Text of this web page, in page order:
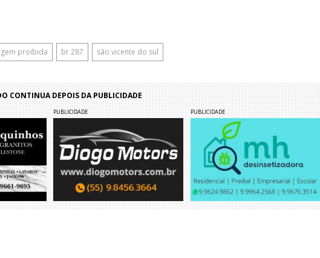
proibida br 287 são vicente do sul
CONTINUA DEPOIS DA PUBLICIDADE
PUBLICIDADE PUBLICIDADE